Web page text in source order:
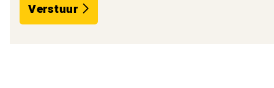
Verstuur